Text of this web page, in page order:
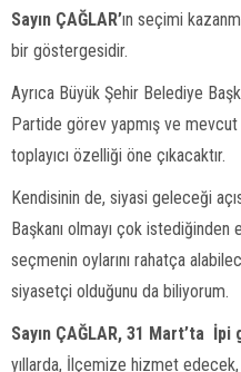
Sayın ÇAĞLAR’ın seçimi
bir göstergesidir.
Ayrıca Büyük Şehir Belediye
Partide görev yapmış ve
toplayıcı özelliği öne çıkacaktır.
Kendisinin de, siyasi geleceği
Başkanı olmayı çok
seçmenin oylarını rahatça
siyasetçi olduğunu da biliyorum.
Sayın ÇAĞLAR, 31 Mart’ta
yıllarda, İlçemize hizmet